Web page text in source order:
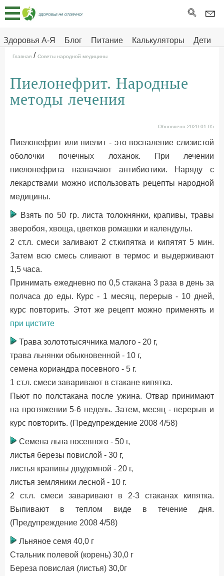
Здоровья А-Я Блог Питание Калькуляторы
Дети
Здоровье на отлично
Главная
Тесты
Про
ДЕТЯМ
Главная / Советы народной медицины
Пиелонефрит. Народные
методы лечения
Обновлено:2020-01-05
Пиелонефрит или пиелит - это воспаление слизистой
оболочки почечных лоханок. При лечении
пиелонефрита назначают антибиотики. Наряду с
лекарствами можно использовать рецепты народной
медицины.
Взять по 50 гр. листа толокнянки, крапивы, травы
зверобоя, хвоща, цветков ромашки и календулы.
2 ст.л. смеси заливают 2 ст.кипятка и кипятят 5 мин.
Затем всю смесь сливают в термос и выдерживают
1,5 часа.
Принимать ежедневно по 0,5 стакана 3 раза в день за
полчаса до еды. Курс - 1 месяц, перерыв - 10 дней,
курс повторить. Этот же рецепт можно применять и
при цистите
Трава золототысячника малого - 20 г,
трава льнянки обыкновенной - 10 г,
семена кориандра посевного - 5 г.
1 ст.л. смеси заваривают в стакане кипятка.
Пьют по полстакана после ужина. Отвар принимают
на протяжении 5-6 недель. Затем, месяц - перерыв и
курс повторить. (Предупреждение 2008 4/58)
Семена льна посевного - 50 г,
листья березы повислой - 30 г,
листья крапивы двудомной - 20 г,
листья земляники лесной - 10 г.
2 ст.л. смеси заваривают в 2-3 стаканах кипятка.
Выпивают в теплом виде в течение дня.
(Предупреждение 2008 4/58)
Льняное семя 40,0 г
Стальник полевой (корень) 30,0 г
Береза повислая (листья) 30,0г